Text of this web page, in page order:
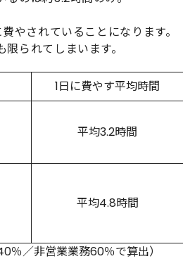
やされていることになります。
られてしまいます。
1日に費やす平均時間
平均3.2時間
平均4.8時間
／非営業業務60％で算出）